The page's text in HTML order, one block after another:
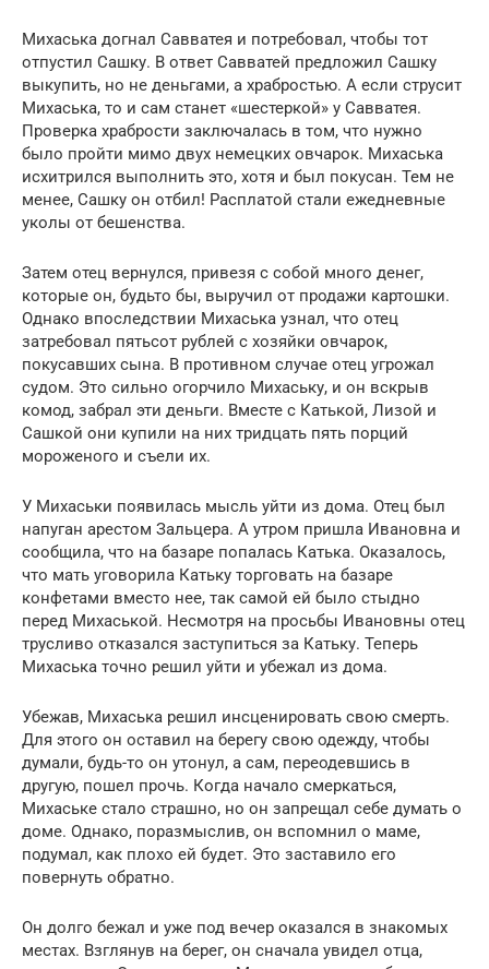
Михаська догнал Савватея и потребовал, чтобы тот
отпустил Сашку. В ответ Савватей предложил Сашку
выкупить, но не деньгами, а храбростью. А если струсит
Михаська, то и сам станет «шестеркой» у Савватея.
Проверка храбрости заключалась в том, что нужно
было пройти мимо двух немецких овчарок. Михаська
исхитрился выполнить это, хотя и был покусан. Тем не
менее, Сашку он отбил! Расплатой стали ежедневные
уколы от бешенства.
Затем отец вернулся, привезя с собой много денег,
которые он, будьто бы, выручил от продажи картошки.
Однако впоследствии Михаська узнал, что отец
затребовал пятьсот рублей с хозяйки овчарок,
покусавших сына. В противном случае отец угрожал
судом. Это сильно огорчило Михаську, и он вскрыв
комод, забрал эти деньги. Вместе с Катькой, Лизой и
Сашкой они купили на них тридцать пять порций
мороженого и съели их.
У Михаськи появилась мысль уйти из дома. Отец был
напуган арестом Зальцера. А утром пришла Ивановна и
сообщила, что на базаре попалась Катька. Оказалось,
что мать уговорила Катьку торговать на базаре
конфетами вместо нее, так самой ей было стыдно
перед Михаськой. Несмотря на просьбы Ивановны отец
трусливо отказался заступиться за Катьку. Теперь
Михаська точно решил уйти и убежал из дома.
Убежав, Михаська решил инсценировать свою смерть.
Для этого он оставил на берегу свою одежду, чтобы
думали, будь-то он утонул, а сам, переодевшись в
другую, пошел прочь. Когда начало смеркаться,
Михаське стало страшно, но он запрещал себе думать о
доме. Однако, поразмыслив, он вспомнил о маме,
подумал, как плохо ей будет. Это заставило его
повернуть обратно.
Он долго бежал и уже под вечер оказался в знакомых
местах. Взглянув на берег, он сначала увидел отца,